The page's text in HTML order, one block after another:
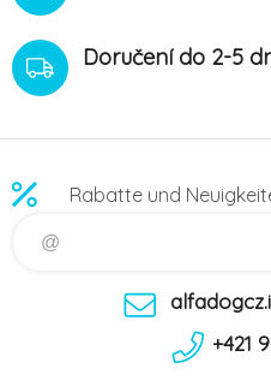
Doručení do 2-5
Rabatte und
+421